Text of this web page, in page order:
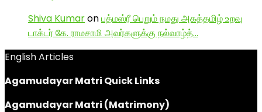
Shiva Kumaronபத்மஸ்ரீ பெறும் நமது அகத்தமிழ் உறவு
டாக்டர் கே. ராமசாமி அவர்களுக்கு நல்வாழ்த்…
English Articles
Agamudayar Matri Quick Links
Agamudayar Matri (Matrimony)